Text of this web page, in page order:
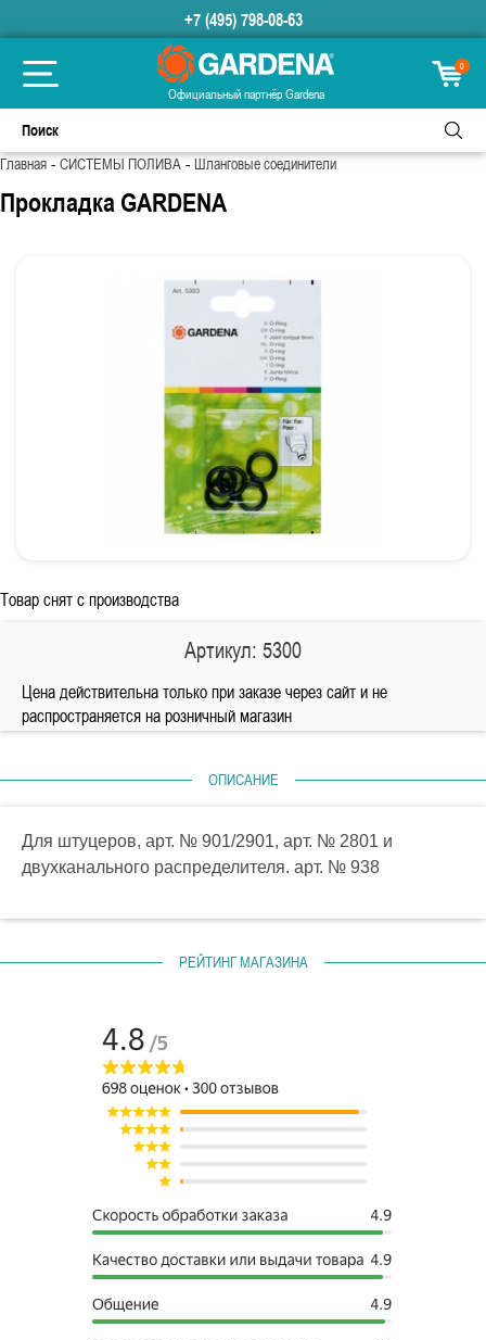
+7 (495) 798-08-63
Официальный партнёр Gardena
0
Главная-СИСТЕМЫ ПОЛИВА-Шланговые соединители
Прокладка GARDENA
Товар снят с производства
Артикул: 5300
Цена действительна только при заказе через сайт и не
распространяется на розничный магазин
ОПИСАНИЕ
Для штуцеров, арт. № 901/2901, арт. № 2801 и
двухканального распределителя. арт. № 938
РЕЙТИНГ МАГАЗИНА